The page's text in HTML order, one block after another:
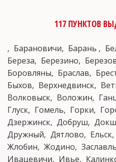
117 ПУНКТОВ
Барановичи Барань
Береза
Березино
Боровляны
Браслав
Быхов
Верхнедвинск
Волковыск
Воложин
Глуск
Гомель Горки
Дзержинск Добруш
Дружный
Дятлово Ельск
Жлобин
Жодино Заславль
Ивацевичи
Ивье